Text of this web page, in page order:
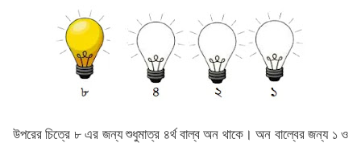
উপরের চিত্রে ৮ এর জন্য শুধুমাত্র ৪র্থ বাল্ব অন থাকে। অন বাল্বের জন্য ১ ও